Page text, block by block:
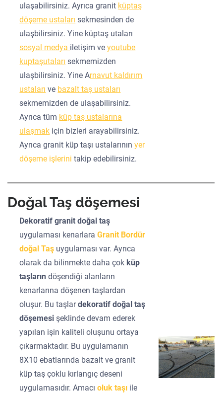
ulaşabilirsiniz. Ayrıca granit küptaş
döşeme ustaları sekmesinden de
ulaşbilirsiniz. Yine küptaş utaları
sosyal medya iletişim veyoutube
kuptaşutaları sekmemizden
ulaşbilirsiniz. Yine Arnavut kaldırım
ustaları ve bazalt taş ustaları
sekmemizden de ulaşabilirsiniz.
Ayrıca tüm küp taş ustalarına
ulaşmak için bizleri arayabilirsiniz.
Ayrıca granit küp taşı ustalarının yer
döşeme işlerini takip edebilirsiniz.
Doğal Taş döşemesi
Dekoratif granit doğal taş
uygulaması kenarlaraGranit Bordür
doğal Taş uygulaması var. Ayrıca
olarak da bilinmekte daha çok küp
taşların döşendiği alanların
kenarlarına döşenen taşlardan
oluşur. Bu taşlardekoratif doğal taş
döşemesişeklinde devam ederek
yapılan işin kaliteli oluşunu ortaya
çıkarmaktadır. Bu uygulamanın
8X10 ebatlarında bazalt ve granit
küp taş çoklu kırlangıç deseni
uygulamasıdır. Amacıoluk taşı ile